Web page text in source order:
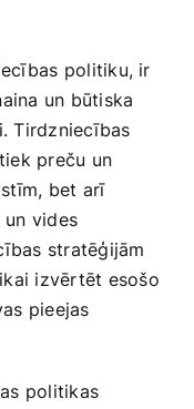
⁤politiku, ir‌
un būtiska
Tirdzniecības
preču⁣ un
bet‌ arī
un vides⁤
stratēģijām
izvērtēt​ esošo​
pieejas
politikas‍